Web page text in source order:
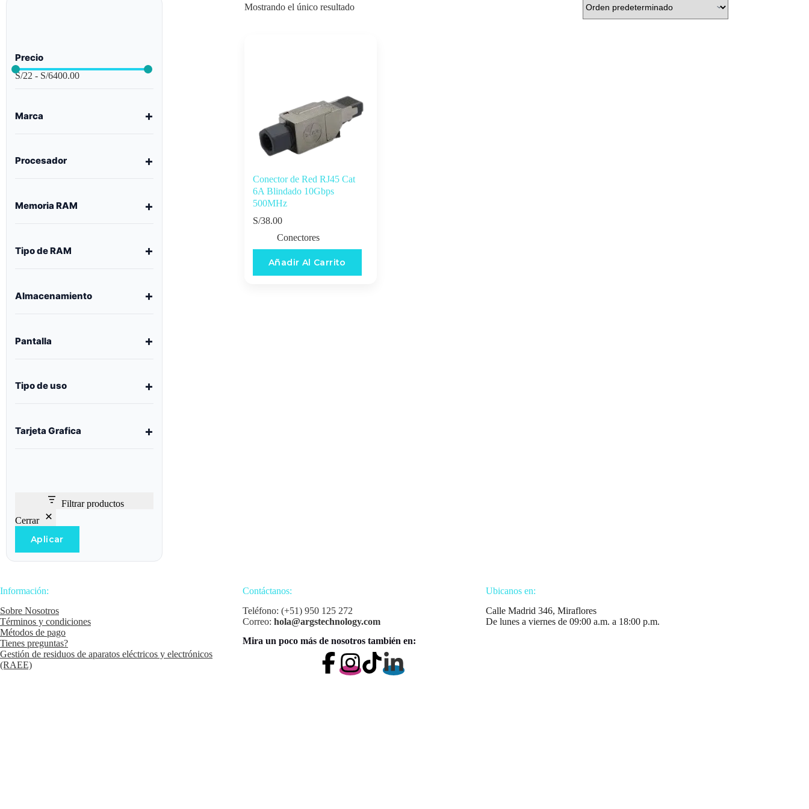
Mostrando el único resultado
Conector de Red RJ45 Cat
6A Blindado 10Gbps
500MHz
S/38.00
Conectores
Añadir Al Carrito
Precio
S/22 - S/6400.00
Marca
Procesador
Memoria RAM
Tipo de RAM
Almacenamiento
Pantalla
Tipo de uso
Tarjeta Grafica
Filtrar productos
Cerrar
Aplicar
Información:
Sobre Nosotros
Términos y condiciones
Métodos de pago
Tienes preguntas?
Gestión de residuos de aparatos eléctricos y electrónicos
(RAEE)
Contáctanos:
Teléfono: (+51) 950 125 272
Correo:hola@argstechnology.com
Mira un poco más de nosotros también en:
Ubicanos en:
Calle Madrid 346, Miraflores
De lunes a viernes de 09:00 a.m. a 18:00 p.m.